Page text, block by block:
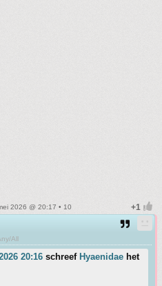
2026 @ 20:17 • 10
All
20:16 schreef Hyaenidae het